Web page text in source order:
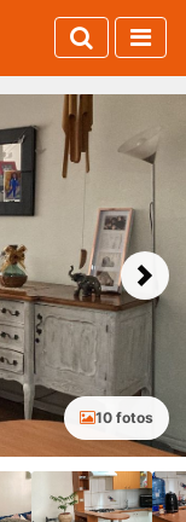
Next
10 fotos